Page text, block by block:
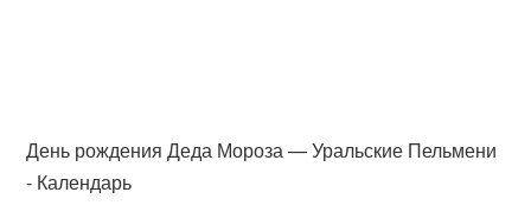
День рождения Деда Мороза — Уральские Пельмени
- Календарь